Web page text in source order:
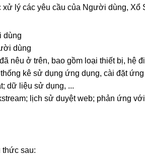
lý các yêu cầu của Người dùng, Xổ
dùng
dùng
nêu ở trên, bao gồm loại thiết bị, hệ
kê sử dụng ứng dụng, cài đặt
dữ liệu sử dụng, ...
lịch sử duyệt web; phản ứng
sau: